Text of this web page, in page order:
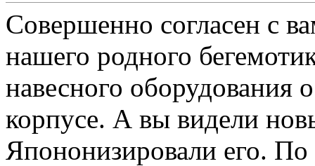
Совершенно согласен с
нашего родного
навесного оборудования
корпусе. А вы видели
Япононизировали его.